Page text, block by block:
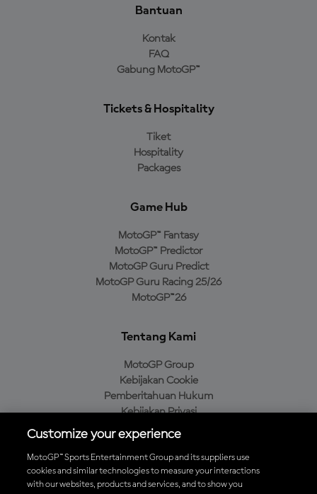
Bantuan
Kontak
FAQ
Gabung MotoGP™
Tickets & Hospitality
Tiket
Hospitality
Packages
Game Hub
MotoGP™ Fantasy
MotoGP™ Predictor
MotoGP Guru Predict
MotoGP Guru Racing 25/26
MotoGP™26
Tentang Kami
MotoGP Group
Kebijakan Cookie
Pemberitahuan Hukum
Kebijakan Privasi
Kebijakan Pembelian
Unduh Aplikasi Resmi MotoGP™
Customize your experience
MotoGP™ Sports Entertainment Group and its suppliers use
cookies and similar technologies to measure your interactions
with our websites, products and services, and to show you